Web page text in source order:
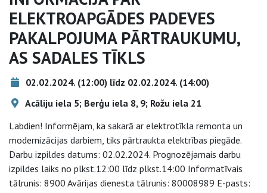
ELEKTROAPGĀDES PADEVES
PAKALPOJUMA PĀRTRAUKUMU,
AS SADALES TĪKLS
02.02.2024. (12:00) līdz 02.02.2024. (14:00)
Acāliju iela 5; Berģu iela 8, 9; Rožu iela 21
Labdien! Informējam, ka sakarā ar elektrotīkla remonta un
modernizācijas darbiem, tiks pārtraukta elektrības piegāde.
Darbu izpildes datums: 02.02.2024. Prognozējamais darbu
izpildes laiks no plkst.12:00 līdz plkst.14:00 Informatīvais
tālrunis: 8900 Avārijas dienesta tālrunis: 80008989 E-pasts: